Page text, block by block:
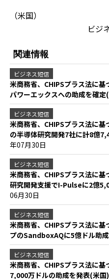
（米国）
ビジ
関連情報
ビジネス短信
米商務省、CHIPSプラス法に
パワーエックスへの助成を確定
ビジネス短信
米商務省、CHIPSプラス法に
の半導体研究開発7社に計8億
年07月30日
ビジネス短信
米商務省、CHIPSプラス法に
研究開発支援でI-Pulseに2億
06月30日
ビジネス短信
米商務省、CHIPSプラス法に基
プのSandboxAQに5億ドル助
ビジネス短信
米商務省、CHIPSプラス法に基
7,000万ドルの助成を発表(米国)